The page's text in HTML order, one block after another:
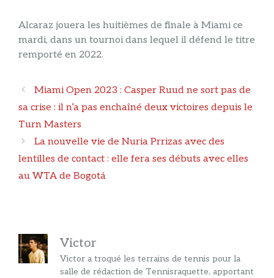
Alcaraz jouera les huitièmes de finale à Miami ce
mardi, dans un tournoi dans lequel il défend le titre
remporté en 2022.
Navigation
des
Miami Open 2023 : Casper Ruud ne sort pas de
sa crise : il n’a pas enchaîné deux victoires depuis le
Turn Masters
La nouvelle vie de Nuria Prrizas avec des
lentilles de contact : elle fera ses débuts avec elles
au WTA de Bogotá
Victor
Victor a troqué les terrains de tennis pour la
salle de rédaction de Tennisraquette, apportant